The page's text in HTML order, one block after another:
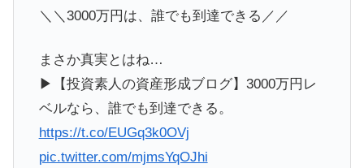
＼＼3000万円は、誰でも到達できる／／
まさか真実とはね…
▶︎【投資素人の資産形成ブログ】3000万円レ
ベルなら、誰でも到達できる。
https://t.co/EUGq3k0OVj
pic.twitter.com/mjmsYqOJhi